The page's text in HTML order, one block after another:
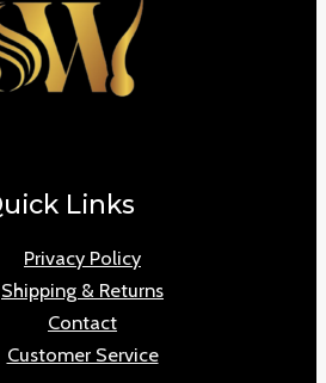
Links
Privacy Policy
Shipping & Returns
Contact
Customer Service